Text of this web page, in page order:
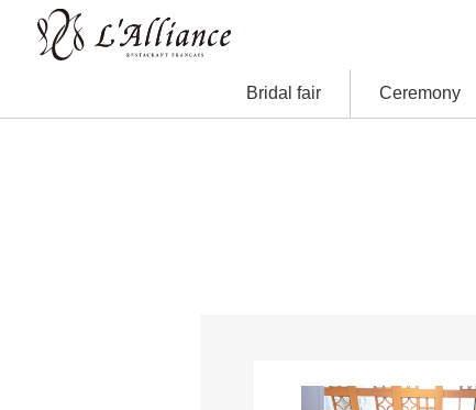
Bridal fair Ceremony